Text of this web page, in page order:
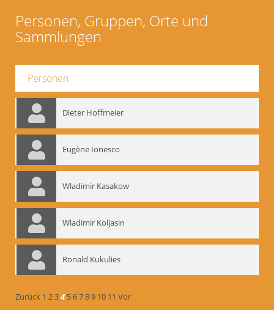
Personen, Gruppen, Orte und
Sammlungen
Personen
Dieter Hoffmeier
Eugène Ionesco
Wladimir Kasakow
Wladimir Koljasin
Ronald Kukulies
Zurück 1 234 56789 10 11 Vor